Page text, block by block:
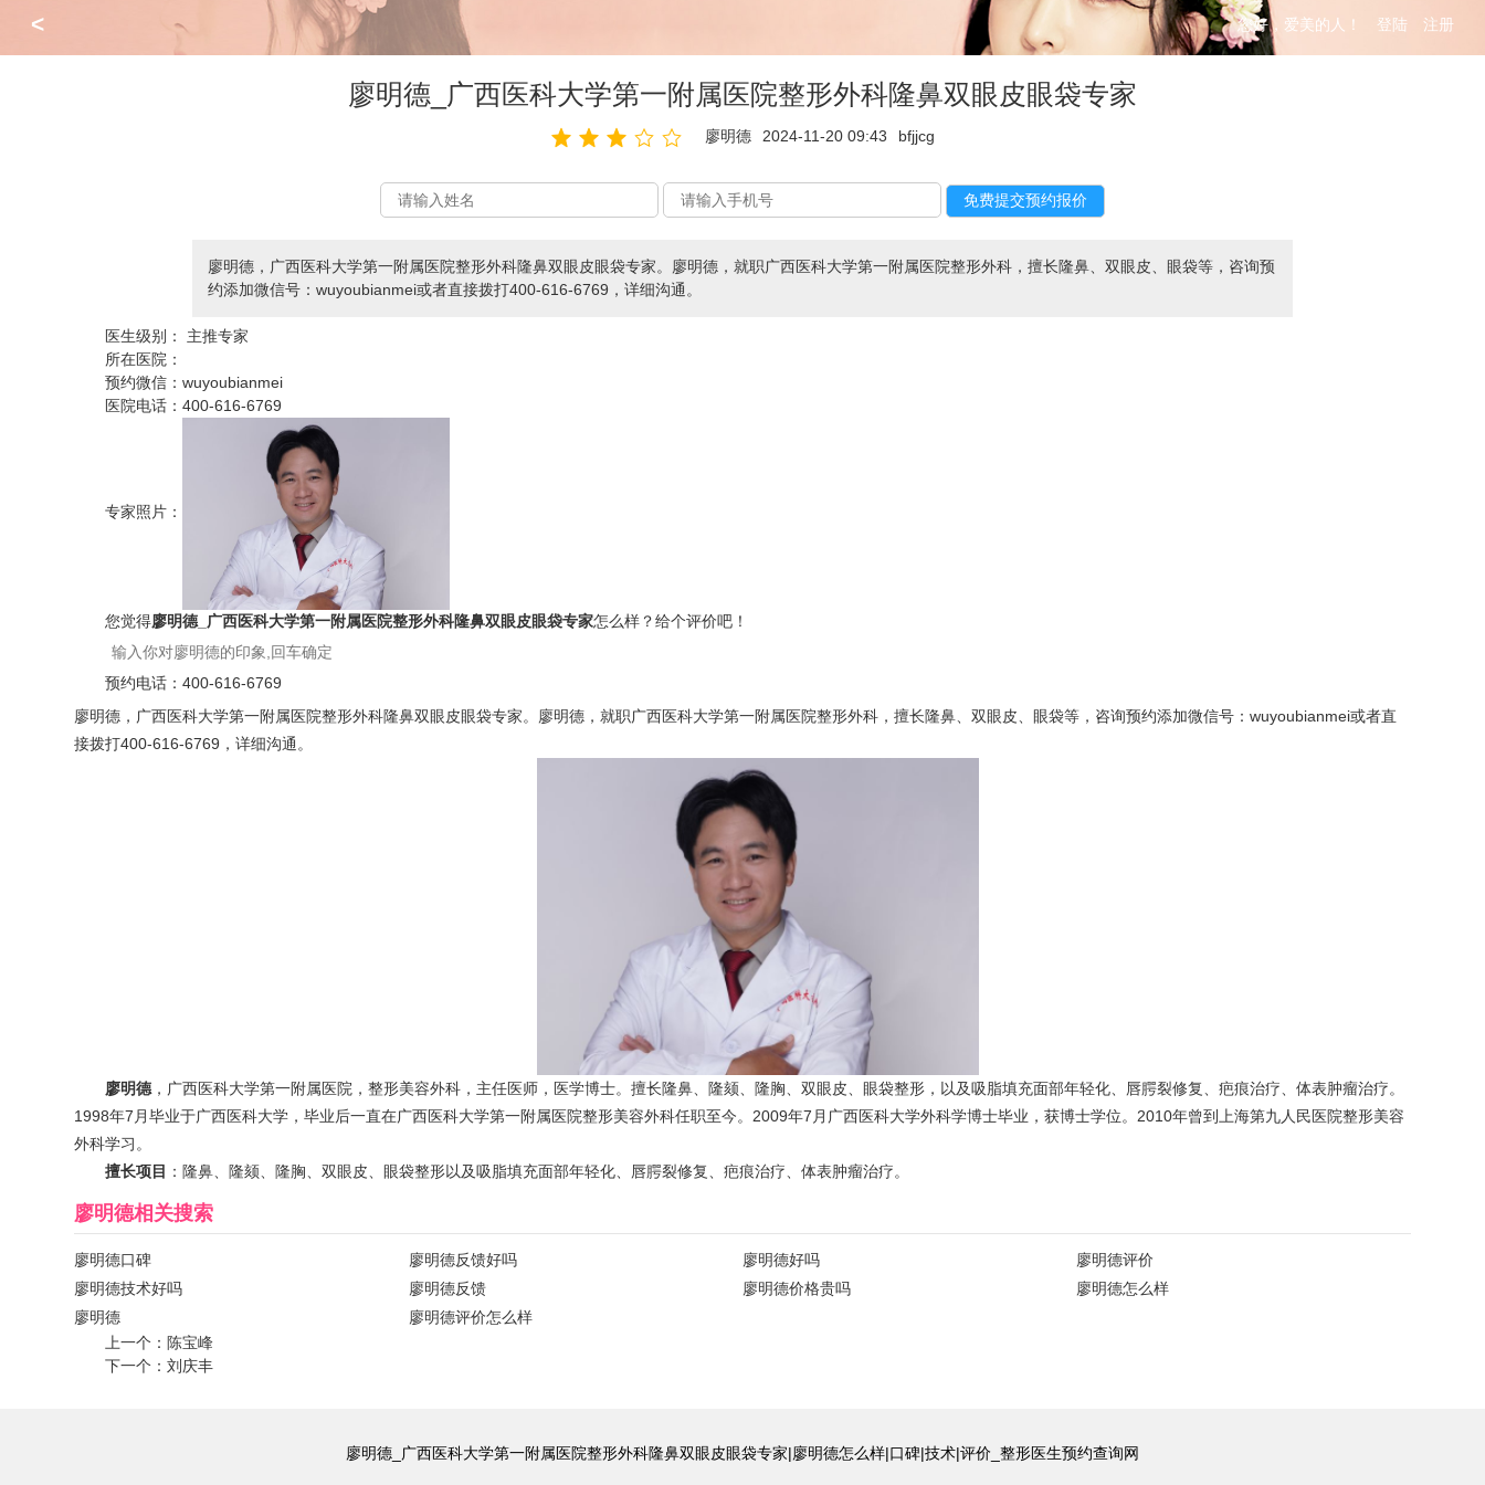
< 您好，爱美的人！ 登陆 注册
廖明德_广西医科大学第一附属医院整形外科隆鼻双眼皮眼袋专家
廖明德 2024-11-20 09:43 bfjjcg
廖明德，广西医科大学第一附属医院整形外科隆鼻双眼皮眼袋专家。廖明德，就职广西医科大学第一附属医院整形外科，擅长隆鼻、双眼皮、眼袋等，咨询预
约添加微信号：wuyoubianmei或者直接拨打400-616-6769，详细沟通。
医生级别：
主推专家
所在医院：
预约微信：wuyoubianmei
医院电话：400-616-6769
专家照片：
您觉得廖明德_广西医科大学第一附属医院整形外科隆鼻双眼皮眼袋专家怎么样？给个评价吧！
预约电话：400-616-6769
廖明德，广西医科大学第一附属医院整形外科隆鼻双眼皮眼袋专家。廖明德，就职广西医科大学第一附属医院整形外科，擅长隆鼻、双眼皮、眼袋等，咨询预约添加微信号：wuyoubianmei或者直
接拨打400-616-6769，详细沟通。
廖明德 ，广西医科大学第一附属医院，整形美容外科，主任医师，医学博士。擅长隆鼻、隆颏、隆胸、双眼皮、眼袋整形，以及吸脂填充面部年轻化、唇腭裂修复、疤痕治疗、体表肿瘤治疗。
1998年7月毕业于广西医科大学，毕业后一直在广西医科大学第一附属医院整形美容外科任职至今。2009年7月广西医科大学外科学博士毕业，获博士学位。2010年曾到上海第九人民医院整形美容
外科学习。
擅长项目 ：隆鼻、隆颏、隆胸、双眼皮、眼袋整形以及吸脂填充面部年轻化、唇腭裂修复、疤痕治疗、体表肿瘤治疗。
廖明德相关搜索
廖明德口碑 廖明德反馈好吗 廖明德好吗
廖明德评价
廖明德技术好吗
廖明德反馈 廖明德价格贵吗
廖明德怎么样
廖明德
廖明德评价怎么样
上一个： 陈宝峰
下一个：刘庆丰
廖明德_广西医科大学第一附属医院整形外科隆鼻双眼皮眼袋专家|廖明德怎么样|口碑|技术|评价_整形医生预约查询网